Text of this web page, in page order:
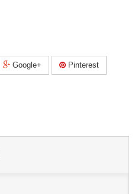
Google+ Pinterest